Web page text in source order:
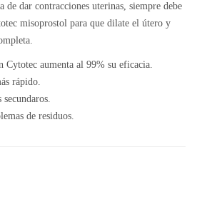
de dar contracciones uterinas, siempre debe
misoprostol para que dilate el útero y
Cytotec aumenta al 99% su eficacia.
rápido.
secundaros.
de residuos.